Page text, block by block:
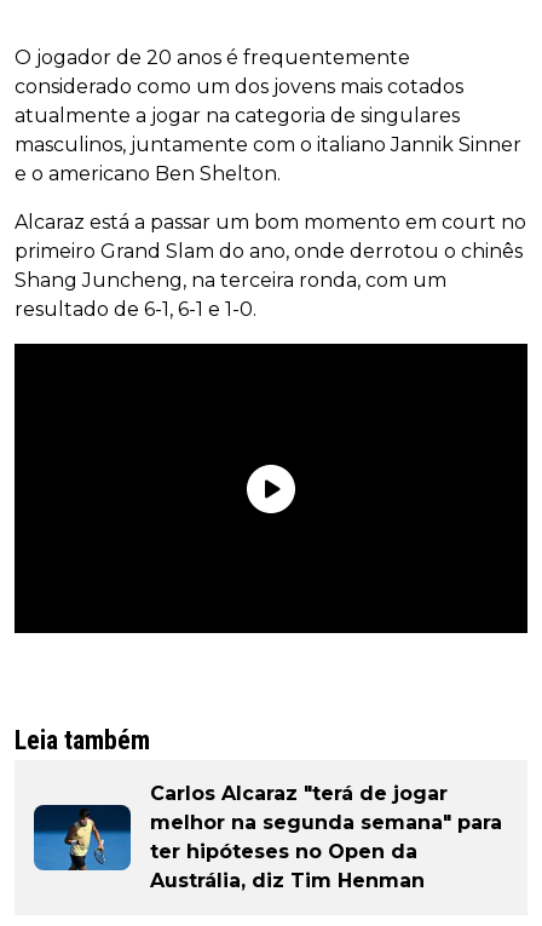
O jogador de 20 anos é frequentemente
considerado como um dos jovens mais cotados
atualmente a jogar na categoria de singulares
masculinos, juntamente com o italiano Jannik Sinner
e o americano Ben Shelton.
Alcaraz está a passar um bom momento em court no
primeiro Grand Slam do ano, onde derrotou o chinês
Shang Juncheng, na terceira ronda, com um
resultado de 6-1, 6-1 e 1-0.
Leia também
Carlos Alcaraz "terá de jogar
melhor na segunda semana" para
ter hipóteses no Open da
Austrália, diz Tim Henman